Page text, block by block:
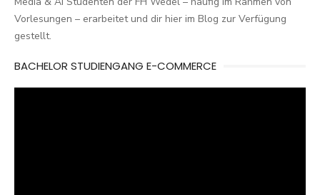
Vorlesungen – erarbeitet und dir hier im Blog zur Verfügung
gestellt.
BACHELOR STUDIENGANG E-COMMERCE